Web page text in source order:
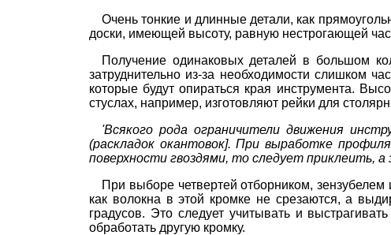
Очень тонкие и длинные детали, как
доски, имеющей высоту, равную нестрогающей
Получение одинаковых деталей в большом
затруднительно из-за необходимости слишком
которые будут опираться края инструмента.
стуслах, например, изготовляют рейки для
'Всякого рода ограничители движения
(раскладок окантовок]. При выработке
поверхности гвоздями, то следует приклеить, а
При выборе четвертей отборником, зензубелем
как волокна в этой кромке не срезаются, а
градусов. Это следует учитывать и
обработать другую кромку.